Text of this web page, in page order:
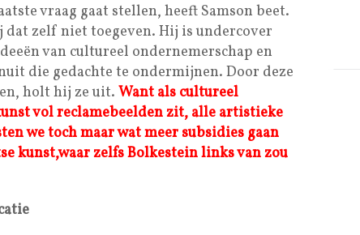
vraag gaat stellen, heeft Samson beet.
dat zelf niet toegeven. Hij is undercover
van cultureel ondernemerschap en
die gedachte te ondermijnen. Door deze
holt hij ze uit. Want als cultureel
vol reclamebeelden zit, alle artistieke
we toch maar wat meer subsidies gaan
kunst,waar zelfs Bolkestein links van zou